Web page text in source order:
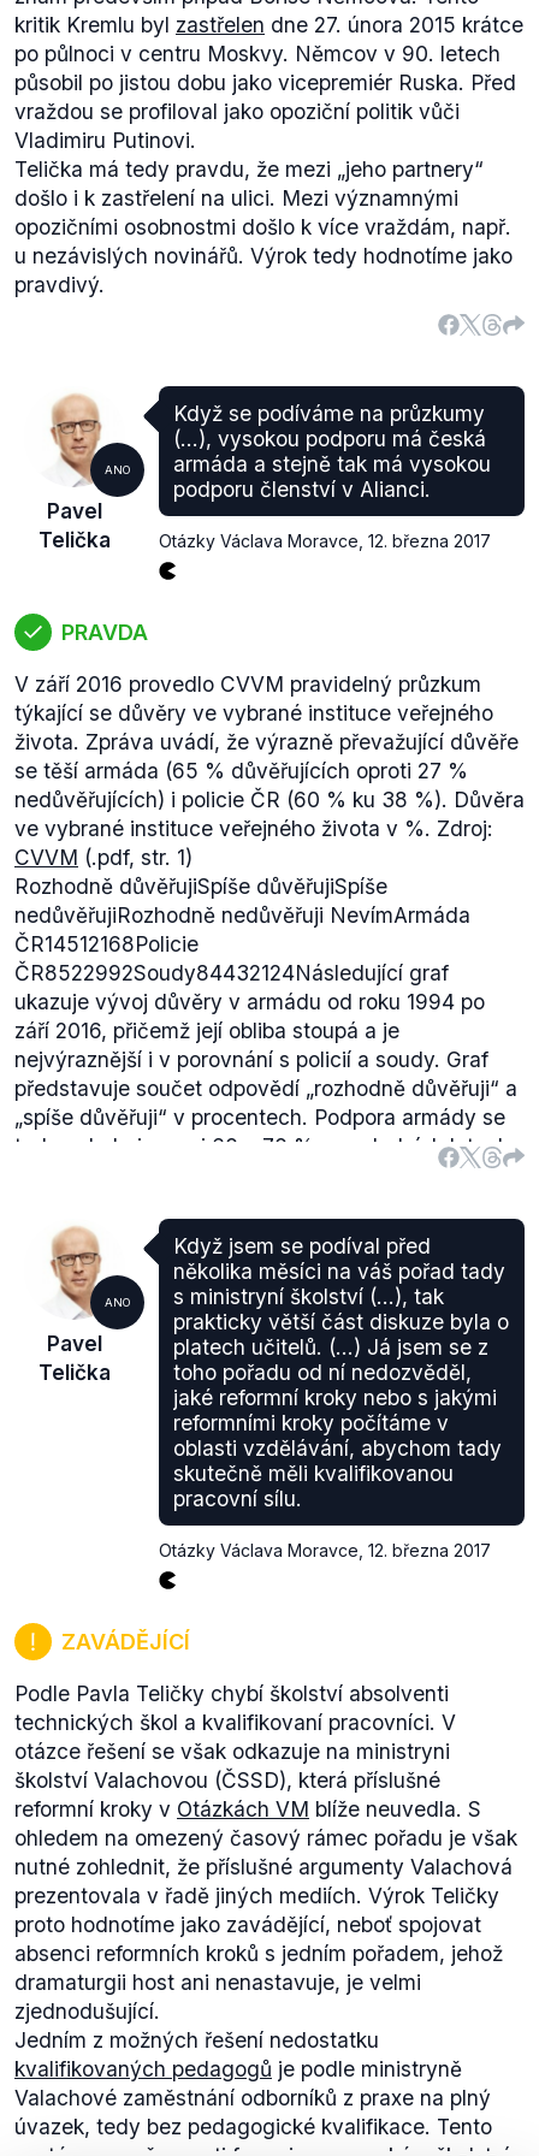
žádná ukrajinská ústavní reforma (bod č. 11).
Ztráty na životech vojáků i civilistů zaznamenávají
obě strany konfliktu,informovalao nich na začátku
února i Česká televize.
kritik Kremlu byl zastřelen dne 27. února 2015 krátce
po půlnoci v centru Moskvy. Němcov v 90. letech
působil po jistou dobu jako vicepremiér Ruska. Před
vraždou se profiloval jako opoziční politik vůči
Vladimiru Putinovi.
Telička má tedy pravdu, že mezi „jeho partnery“
došlo i k zastřelení na ulici. Mezi významnými
opozičními osobnostmi došlo k více vraždám, např.
u nezávislých novinářů. Výrok tedy hodnotíme jako
pravdivý.
ANO
Pavel
Telička
Když se podíváme na průzkumy
(...), vysokou podporu má česká
armáda a stejně tak má vysokou
podporu členství v Alianci.
Otázky Václava Moravce 12. března 2017
PRAVDA
V září 2016 provedlo CVVM pravidelný průzkum
týkající se důvěry ve vybrané instituce veřejného
života. Zpráva uvádí, že výrazně převažující důvěře
se těší armáda (65 % důvěřujících oproti 27 %
nedůvěřujících) i policie ČR (60 % ku 38 %). Důvěra
ve vybrané instituce veřejného života v %. Zdroj:
CVVM (.pdf, str. 1)
Rozhodně důvěřujiSpíše důvěřujiSpíše
nedůvěřujiRozhodně nedůvěřuji NevímArmáda
ČR14512168Policie
ČR8522992Soudy84432124Následující graf
ukazuje vývoj důvěry v armádu od roku 1994 po
září 2016, přičemž její obliba stoupá a je
nejvýraznější i v porovnání s policií a soudy. Graf
představuje součet odpovědí „rozhodně důvěřuji“ a
„spíše důvěřuji“ v procentech. Podpora armády se
tedy pohybuje mezi 60 a 70 % v posledních letech.
Se členstvím v NATO je spokojeno 57 %
respondentůvýzkumu(.pdf) prováděného rovněž
CVVM v lednu 2017. Následující graf zachycuje
vývoj spokojenosti a nespokojenosti českých
občanů se členstvím v Alianci od roku 1999.V
posledních třech letech nedošlo k výrazným
změnám. Z dlouhodobého pohledu lze říci, že vztah
k NATO zůstává od roku 2010 relativně stálý.
Výjimkou je rok 2013, kdy došlo k poklesu
spokojenosti z 57 % v roce 2012 na 50 % v roce
2013. Od roku 2010 také můžeme pozorovat trend
mírného nárůstu nespokojených respondentů (s
výjimkou roku 2014).
ANO
Pavel
Telička
Když jsem se podíval před
několika měsíci na váš pořad tady
s ministryní školství (...), tak
prakticky větší část diskuze byla o
platech učitelů. (...) Já jsem se z
toho pořadu od ní nedozvěděl,
jaké reformní kroky nebo s jakými
reformními kroky počítáme v
oblasti vzdělávání, abychom tady
skutečně měli kvalifikovanou
pracovní sílu.
Otázky Václava Moravce 12. března 2017
ZAVÁDĚJÍCÍ
Podle Pavla Teličky chybí školství absolventi
technických škol a kvalifikovaní pracovníci. V
otázce řešení se však odkazuje na ministryni
školství Valachovou (ČSSD), která příslušné
reformní kroky v Otázkách VM blíže neuvedla. S
ohledem na omezený časový rámec pořadu je však
nutné zohlednit, že příslušné argumenty Valachová
prezentovala v řadě jiných mediích. Výrok Teličky
proto hodnotíme jako zavádějící, neboť spojovat
absenci reformních kroků s jedním pořadem, jehož
dramaturgii host ani nenastavuje, je velmi
zjednodušující.
Jedním z možných řešení nedostatku
kvalifikovaných pedagogů je podle ministryně
Valachové zaměstnání odborníků z praxe na plný
úvazek, tedy bez pedagogické kvalifikace. Tento